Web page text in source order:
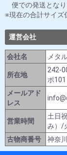
便での発送となり
現在の合計サイズ
運営会社
会社名 メタ
所在地
242-
ポ101
メールアド
レス
営業時間
土日
み）/
古物商番号
神奈